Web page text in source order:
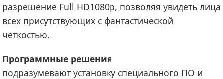
разрешение Full HD1080p, позволяя увидеть лица
всех присутствующих с фантастической
четкостью.
Программные решения
подразумевают установку специального ПО и